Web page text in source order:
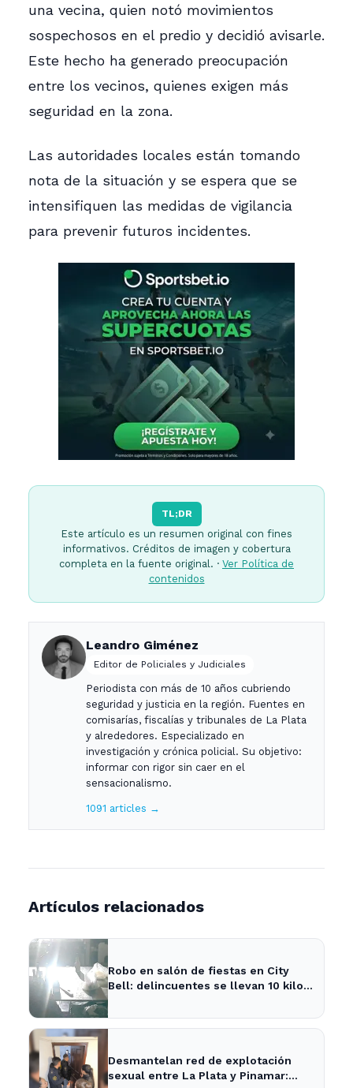
una vecina, quien notó movimientos
sospechosos en el predio y decidió avisarle.
Este hecho ha generado preocupación
entre los vecinos, quienes exigen más
seguridad en la zona.
Las autoridades locales están tomando
nota de la situación y se espera que se
intensifiquen las medidas de vigilancia
para prevenir futuros incidentes.
TL;DR
Este artículo es un resumen original con fines
informativos. Créditos de imagen y cobertura
completa en la fuente original. · Ver Política de
contenidos
Leandro Giménez
Editor de Policiales y Judiciales
Periodista con más de 10 años cubriendo
seguridad y justicia en la región. Fuentes en
comisarías, fiscalías y tribunales de La Plata
y alrededores. Especializado en
investigación y crónica policial. Su objetivo:
informar con rigor sin caer en el
sensacionalismo.
1091 articles →
Artículos relacionados
Robo en salón de fiestas en City
Bell: delincuentes se llevan 10 kilos
Desmantelan red de explotación
sexual entre La Plata y Pinamar: